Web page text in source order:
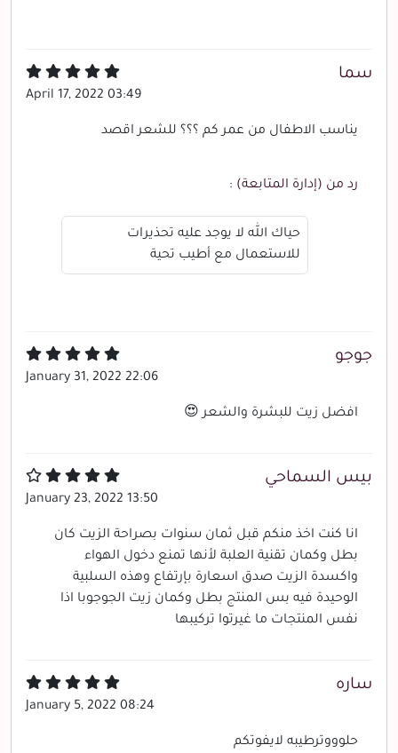
سما
April 17, 2022 03:49
يناسب الاطفال من عمر كم ؟؟؟ للشعر اقصد
رد من (إدارة المتابعة) :
حياك الله لا يوجد عليه تحذيرات
للاستعمال مع أطيب تحية
جوجو
January 31, 2022 22:06
افضل زيت للبشرة والشعر 😍
بيس السماحي
January 23, 2022 13:50
انا كنت اخذ منكم قبل ثمان سنوات بصراحة الزيت كان
بطل وكمان تقنية العلبة لأنها تمنع دخول الهواء
واكسدة الزيت صدق اسعارة بإرتفاع وهذه السلبية
الوحيدة فيه بس المنتج بطل وكمان زيت الجوجوبا اذا
نفس المنتجات ما غيرتوا تركيبها
ساره
January 5, 2022 08:24
حلوووترطيبه لايفوتكم